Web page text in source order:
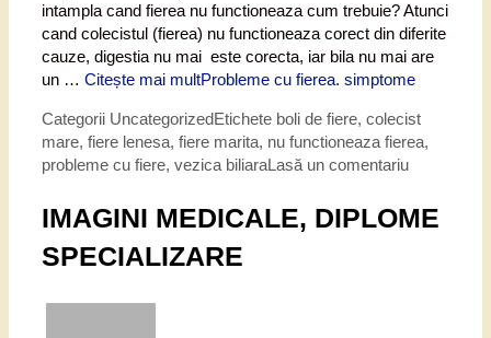
intampla cand fierea nu functioneaza cum trebuie? Atunci
cand colecistul (fierea) nu functioneaza corect din diferite
cauze, digestia nu mai este corecta, iar bila nu mai are
un … Citește mai multProbleme cu fierea. simptome
Categorii UncategorizedEtichete boli de fiere, colecist
mare, fiere lenesa, fiere marita, nu functioneaza fierea,
probleme cu fiere, vezica biliaraLasă un comentariu
IMAGINI MEDICALE, DIPLOME
SPECIALIZARE